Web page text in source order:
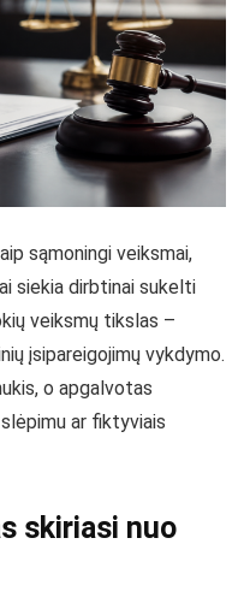
sąmoningi veiksmai,
siekia dirbtinai sukelti
veiksmų tikslas –
įsipareigojimų vykdymo.
o apgalvotas
ar fiktyviais
skiriasi nuo